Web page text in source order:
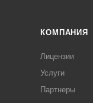
КОМПАНИЯ
Лицензии
Услуги
Партнеры